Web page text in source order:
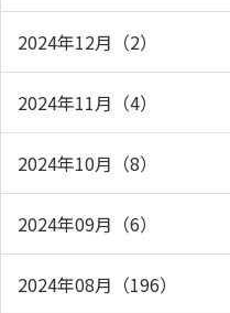
2024年12月（2）
2024年11月（4）
2024年10月（8）
2024年09月（6）
2024年08月（196）